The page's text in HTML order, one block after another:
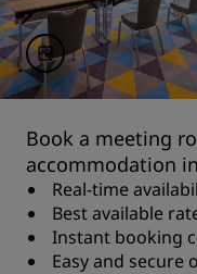
Book a meeting
accommodation
Real-time
Best available
Instant booking
Easy and secure